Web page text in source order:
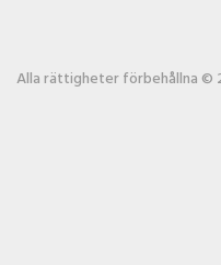
Alla rättigheter förbehållna ©